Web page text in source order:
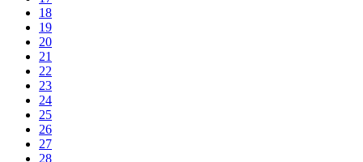
18
19
20
21
22
23
24
25
26
27
28